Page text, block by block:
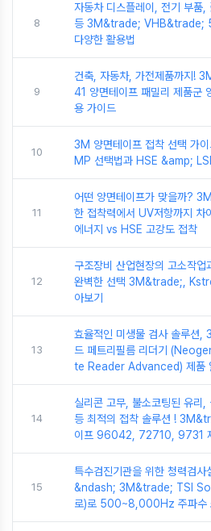
8
자동차 디스플레이, 전기 부품,
등 3M&trade; VHB&trade;
다양한 활용법
9
건축, 자동차, 가전제품까지
41 양면테이프 패밀리 제품군
용 가이드
10
3M 양면테이프 접착 선택
MP 선택법과 HSE &amp;
11
어떤 양면테이프가 맞을까?
한 접착력에서 UV저항까지 차
에너지 vs HSE 고강도 접착
12
구조장비 산업현장의 고소작
완벽한 선택 3M&trade;,
아보기
13
효율적인 미생물 검사 솔루
드 페트리필름 리더기
te Reader Advanced) 제품
14
실리콘 고무, 불소코팅된 유리,
등 최적의 접착 솔루션 !
이프 96042, 72710, 9731
15
특수검진기관을 위한 청력검사
&ndash; 3M&trade; TSI
로)로 500~8,000Hz 주파수